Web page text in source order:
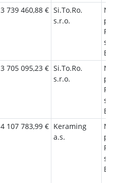
3 739 460,88 € Si.To.Ro.
s.r.o.
3 705 095,23 € Si.To.Ro.
s.r.o.
4 107 783,99 € Keraming
a.s.